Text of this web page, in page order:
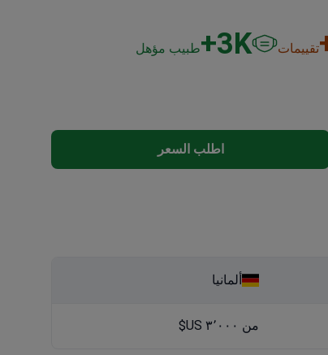
تقييمات 3K+ طبيب مؤهل
اطلب السعر
ألمانيا
من ٣٬٠٠٠ US$